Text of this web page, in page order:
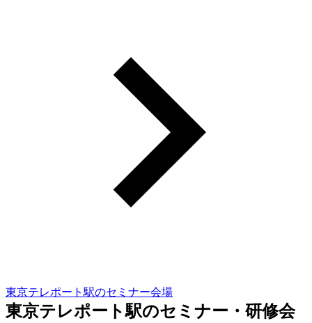
東京テレポート駅のセミナー会場
東京テレポート駅のセミナー・研修会